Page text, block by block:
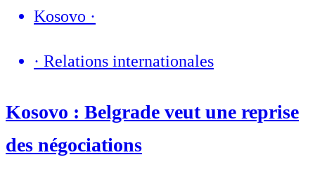
Kosovo ·
· Relations internationales
Kosovo : Belgrade veut une reprise
des négociations